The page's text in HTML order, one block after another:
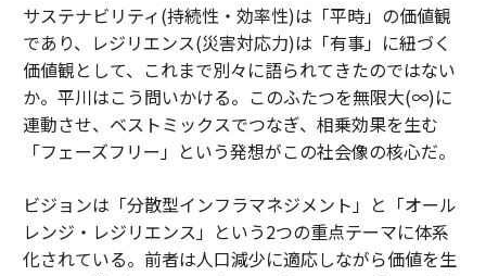
サステナビリティ(持続性・効率性)は「平時」の価値観
であり、レジリエンス(災害対応力)は「有事」に紐づく
価値観として、これまで別々に語られてきたのではない
か。平川はこう問いかける。このふたつを無限大(∞)に
連動させ、ベストミックスでつなぎ、相乗効果を生む
「フェーズフリー」という発想がこの社会像の核心だ。
ビジョンは「分散型インフラマネジメント」と「オール
レンジ・レジリエンス」という2つの重点テーマに体系
化されている。前者は人口減少に適応しながら価値を生